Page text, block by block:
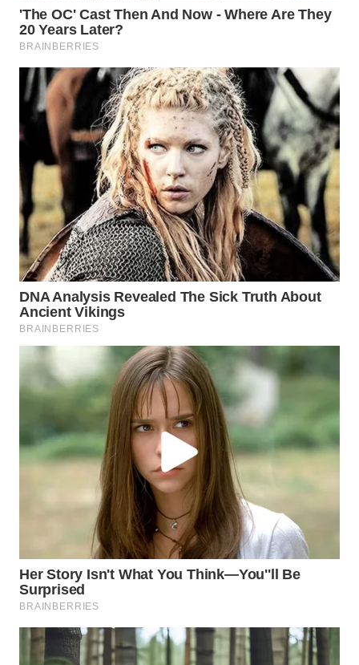
SULUT
WN
MALUKU
WN
MALUT
WN
DAIRI
WN
DANAU
TOBA
WN
NIAS
LANGKAT
TAPANULI
SELATAN
WN
KARO
WN
SIMALUNGUN